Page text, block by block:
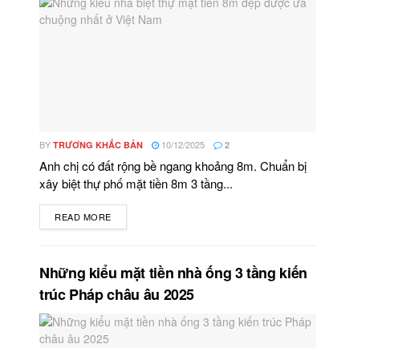
BY TRƯƠNG KHẮC BẢN 10/12/2025 2
Anh chị có đất rộng bề ngang khoảng 8m. Chuẩn bị
xây biệt thự phố mặt tiền 8m 3 tầng...
READ MORE
Những kiểu mặt tiền nhà ống 3 tầng kiến
trúc Pháp châu âu 2025